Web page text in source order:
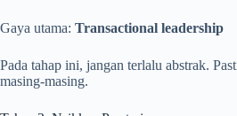
Gaya utama: Transactional leadership
Pada tahap ini, jangan terlalu abstrak.
masing-masing.